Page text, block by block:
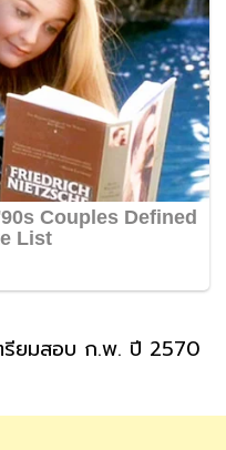
รียมสอบ ก.พ. ปี 2570